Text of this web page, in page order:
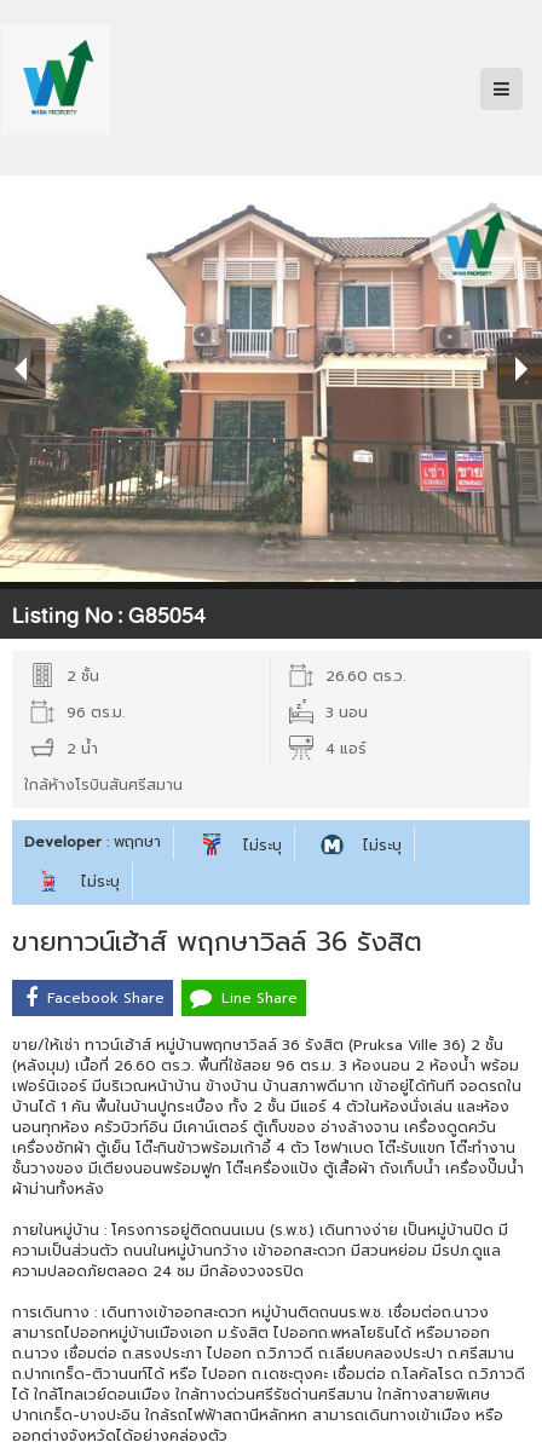
Listing No :G85054
2 ชั้น
26.60 ตร.ว.
96 ตร.ม.
3 นอน
2 น้ำ
4 แอร์
ใกล้ห้างโรบินสันศรีสมาน
Developer : พฤกษา ไม่ระบุ
ไม่ระบุ
ไม่ระบุ
ขายทาวน์เฮ้าส์ พฤกษาวิลล์ 36 รังสิต
Facebook Share Line Share
ขาย/ให้เช่า ทาวน์เฮ้าส์ หมู่บ้านพฤกษาวิลล์ 36 รังสิต (Pruksa Ville 36) 2 ชั้น
(หลังมุม) เนื้อที่ 26.60 ตร.ว. พื้นที่ใช้สอย 96 ตร.ม. 3 ห้องนอน 2 ห้องน้ำ พร้อม
เฟอร์นิเจอร์ มีบริเวณหน้าบ้าน ข้างบ้าน บ้านสภาพดีมาก เข้าอยู่ได้ทันที จอดรถใน
บ้านได้ 1 คัน พื้นในบ้านปูกระเบื้อง ทั้ง 2 ชั้น มีแอร์ 4 ตัวในห้องนั่งเล่น และห้อง
นอนทุกห้อง ครัวบิวท์อิน มีเคาน์เตอร์ ตู้เก็บของ อ่างล้างจาน เครื่องดูดควัน
เครื่องซักผ้า ตู้เย็น โต๊ะกินข้าวพร้อมเก้าอี้ 4 ตัว โซฟาเบด โต๊ะรับแขก โต๊ะทำงาน
ชั้นวางของ มีเตียงนอนพร้อมฟูก โต๊ะเครื่องแป้ง ตู้เสื้อผ้า ถังเก็บน้ำ เครื่องปั๊มน้ำ
ผ้าม่านทั้งหลัง
ภายในหมู่บ้าน : โครงการอยู่ติดถนนเมน (ร.พ.ช.) เดินทางง่าย เป็นหมู่บ้านปิด มี
ความเป็นส่วนตัว ถนนในหมู่บ้านกว้าง เข้าออกสะดวก มีสวนหย่อม มีรปภ.ดูแล
ความปลอดภัยตลอด 24 ชม มีกล้องวงจรปิด
การเดินทาง : เดินทางเข้าออกสะดวก หมู่บ้านติดถนนร.พ.ช. เชื่อมต่อถ.นาวง
สามารถไปออกหมู่บ้านเมืองเอก ม.รังสิต ไปออกถ.พหลโยธินได้ หรือมาออก
ถ.นาวง เชื่อมต่อ ถ.สรงประภา ไปออก ถ.วิภาวดี ถ.เลียบคลองประปา ถ.ศรีสมาน
ถ.ปากเกร็ด-ติวานนท์ได้ หรือ ไปออก ถ.เดชะตุงคะ เชื่อมต่อ ถ.โลคัลโรด ถ.วิภาวดี
ได้ ใกล้โทลเวย์ดอนเมือง ใกล้ทางด่วนศรีรัชด่านศรีสมาน ใกล้ทางสายพิเศษ
ปากเกร็ด-บางปะอิน ใกล้รถไฟฟ้าสถานีหลักหก สามารถเดินทางเข้าเมือง หรือ
ออกต่างจังหวัดได้อย่างคล่องตัว